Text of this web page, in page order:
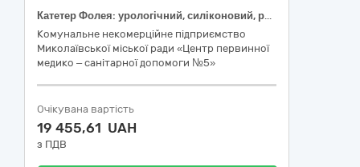
Катетер Фолея: урологічний, силіконовий, розмір 16 Fr; Сечоприймач активного носіння, для дорослих, одноразовий, стерильний, універсальний, 750 мл; Калоприймач однокомпонентний, непрозорий, 19-64 мм
Комунальне некомерційне підприємство
Миколаївської міської ради «Центр первинної
медико – санітарної допомоги №5»
Очікувана вартість
19 455,61 UAH
з ПДВ